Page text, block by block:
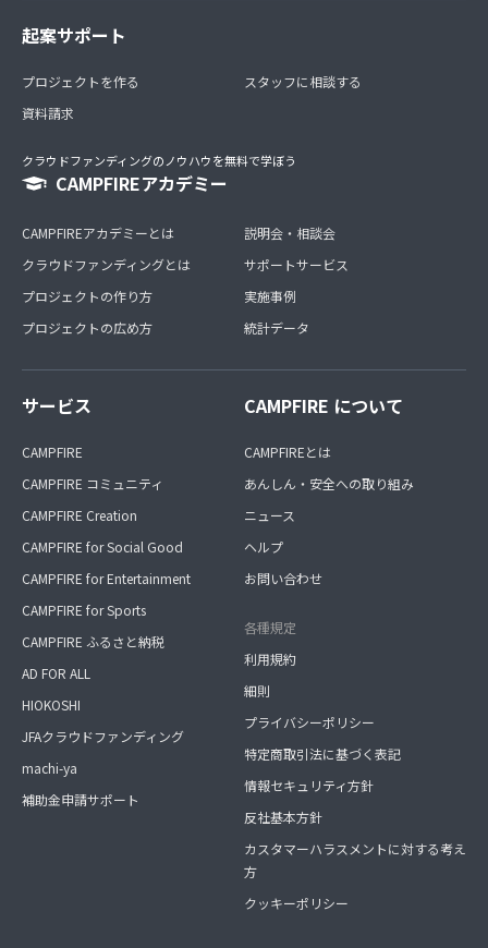
起案サポート
プロジェクトを作る
資料請求
スタッフに相談する
クラウドファンディングのノウハウを無料で学ぼう
CAMPFIREアカデミー
CAMPFIREアカデミーとは
クラウドファンディングとは
プロジェクトの作り方
プロジェクトの広め方
説明会・相談会
サポートサービス
実施事例
統計データ
サービス
CAMPFIRE
CAMPFIRE コミュニティ
CAMPFIRE Creation
CAMPFIRE for Social Good
CAMPFIRE for Entertainment
CAMPFIRE for Sports
CAMPFIRE ふるさと納税
AD FOR ALL
HIOKOSHI
JFAクラウドファンディング
machi-ya
補助金申請サポート
CAMPFIRE について
CAMPFIREとは
あんしん・安全への取り組み
ニュース
ヘルプ
お問い合わせ
各種規定
利用規約
細則
プライバシーポリシー
特定商取引法に基づく表記
情報セキュリティ方針
反社基本方針
カスタマーハラスメントに対する考え
方
クッキーポリシー